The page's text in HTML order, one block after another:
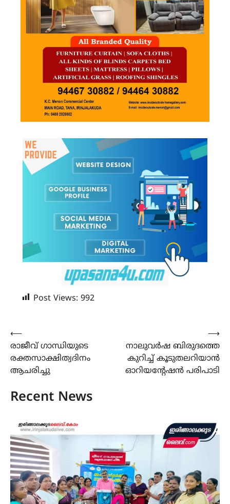
Post Views: 992
Post
navigation
⟵
രാജീവ്‌ ഗാന്ധിയുടെ
രക്തസാക്ഷിത്വദിനം
ആചരിച്ചു
നാലുവർഷ ബിരുദത്തെ
കുറിച്ച് കൂടുതലറിയാൻ
ഓറിയന്റേഷൻ പരിപാടി
⟶
Recent News